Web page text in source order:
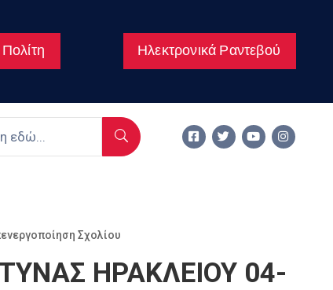
Ηλεκτρονικά Ραντεβού
Σχολίου
ΗΡΑΚΛΕΙΟΥ 04-